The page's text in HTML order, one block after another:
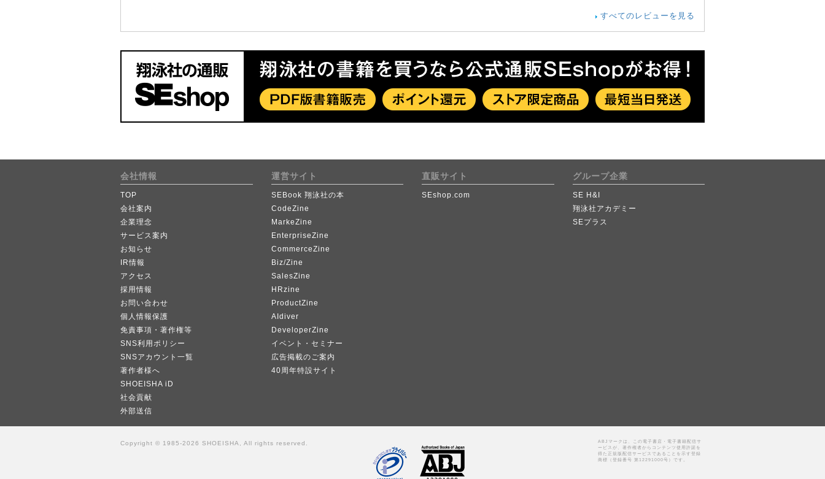
すべてのレビューを見る
会社情報
TOP
会社案内
企業理念
サービス案内
お知らせ
IR情報
アクセス
採用情報
お問い合わせ
個人情報保護
免責事項・著作権等
SNS利用ポリシー
SNSアカウント一覧
著作者様へ
SHOEISHA iD
社会貢献
外部送信
運営サイト
SEBook 翔泳社の本
CodeZine
MarkeZine
EnterpriseZine
CommerceZine
Biz/Zine
SalesZine
HRzine
ProductZine
AIdiver
DeveloperZine
イベント・セミナー
広告掲載のご案内
40周年特設サイト
直販サイト
SEshop.com
グループ企業
SE H&I
翔泳社アカデミー
SEプラス
Copyright © 1985-2026 SHOEISHA, All rights reserved.
ABJマークは、この電子書店・電子書籍配信サ
ービスが、著作権者からコンテンツ使用許諾を
得た正規版配信サービスであることを示す登録
商標（登録番号 第12291000号）です。